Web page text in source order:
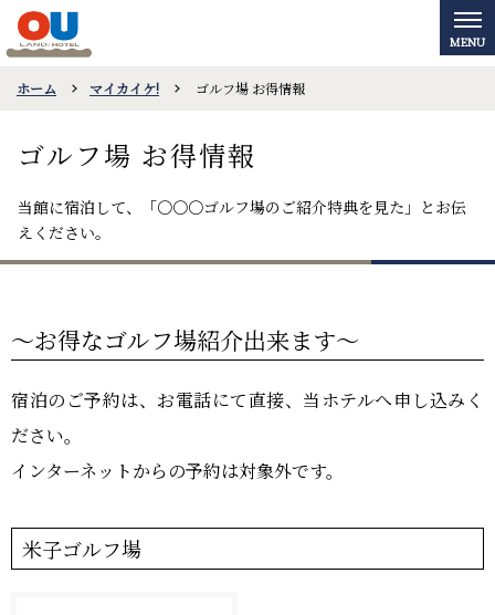
call0859-31-2666
おーゆ・ホテル
ホーム マイカイケ! ゴルフ場 お得情報
ゴルフ場 お得情報
当館に宿泊して、「〇〇〇ゴルフ場のご紹介特典を見た」とお伝
えください。
～お得なゴルフ場紹介出来ます～
宿泊のご予約は、お電話にて直接、当ホテルへ申し込みく
ださい。
インターネットからの予約は対象外です。
米子ゴルフ場